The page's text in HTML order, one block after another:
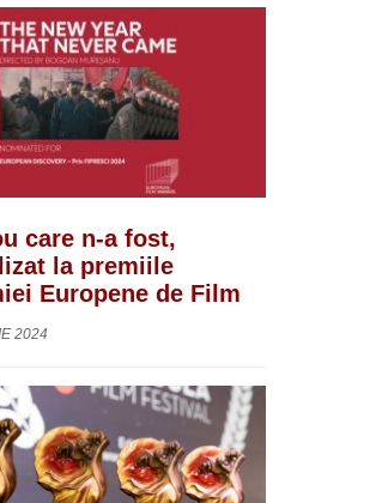
care n-a fost,
la premiile
Europene de Film
2024